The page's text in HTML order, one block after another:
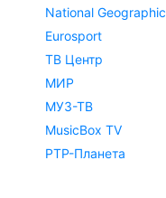
National Geographic
Eurosport
ТВ Центр
МИР
МУЗ-ТВ
MusicBox TV
РТР-Планета